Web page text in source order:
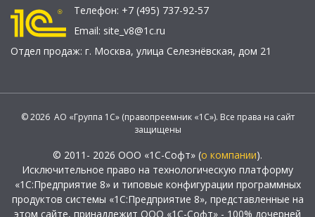
Телефон: +7 (495) 737-92-57
Email: site_v8@1c.ru
Отдел продаж: г. Москва, улица Селезнёвская, дом 21
© 2026 АО «Группа 1С» (правопреемник «1С»). Все права на сайт
защищены
© 2011- 2026 ООО «1С-Софт» (о компании).
Исключительное право на технологическую платформу
«1С:Предприятие 8» и типовые конфигурации программных
продуктов системы «1С:Предприятие 8», представленные на
этом сайте, принадлежит ООО «1С-Софт» - 100% дочерней